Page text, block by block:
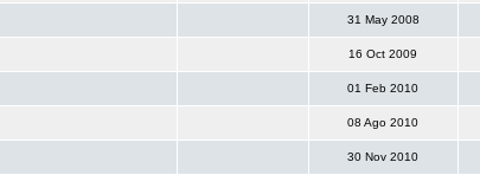
31 May 2008
16 Oct 2009
01 Feb 2010
08 Ago 2010
30 Nov 2010